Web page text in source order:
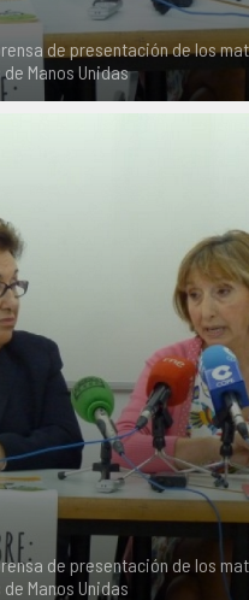
de presentación de los
Manos Unidas
de presentación de los
Manos Unidas